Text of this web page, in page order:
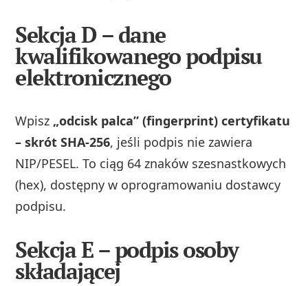
Sekcja D – dane
kwalifikowanego podpisu
elektronicznego
Wpisz „odcisk palca” (fingerprint) certyfikatu
– skrót SHA-256, jeśli podpis nie zawiera
NIP/PESEL. To ciąg 64 znaków szesnastkowych
(hex), dostępny w oprogramowaniu dostawcy
podpisu.
Sekcja E – podpis osoby
składającej